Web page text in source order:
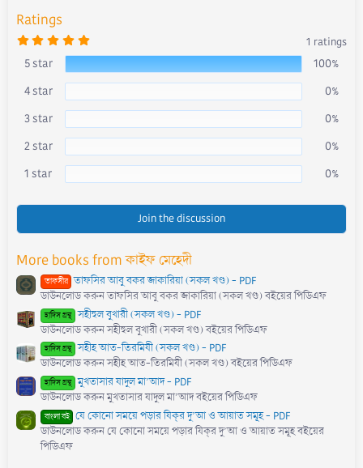
Ratings
5
0
0
s
a
r
1 ratings
5 star
100%
4 star
0%
3 star
0%
2 star
0%
1 star
0%
Join the discussion
More books from কাইফ মেহেদী
তাফসীর তাফসির আবু বকর জাকারিয়া (সকল খণ্ড) - PDF
ডাউনলোড করুন তাফসির আবু বকর জাকারিয়া (সকল খণ্ড) বইয়ের পিডিএফ
হাদিস গ্রন্থ সহীহুল বুখারী (সকল খণ্ড) - PDF
ডাউনলোড করুন সহীহুল বুখারী (সকল খণ্ড) বইয়ের পিডিএফ
হাদিস গ্রন্থ সহীহ আত-তিরমিযী (সকল খণ্ড) - PDF
ডাউনলোড করুন সহীহ আত-তিরমিযী (সকল খণ্ড) বইয়ের পিডিএফ
হাদিস গ্রন্থ মুখতাসার যাদুল মা’আদ - PDF
ডাউনলোড করুন মুখতাসার যাদুল মা’আদ বইয়ের পিডিএফ
বাংলা বই যে কোনো সময়ে পড়ার যিক্‌র দু’আ ও আয়াত সমূহ - PDF
ডাউনলোড করুন যে কোনো সময়ে পড়ার যিক্‌র দু’আ ও আয়াত সমূহ বইয়ের
পিডিএফ